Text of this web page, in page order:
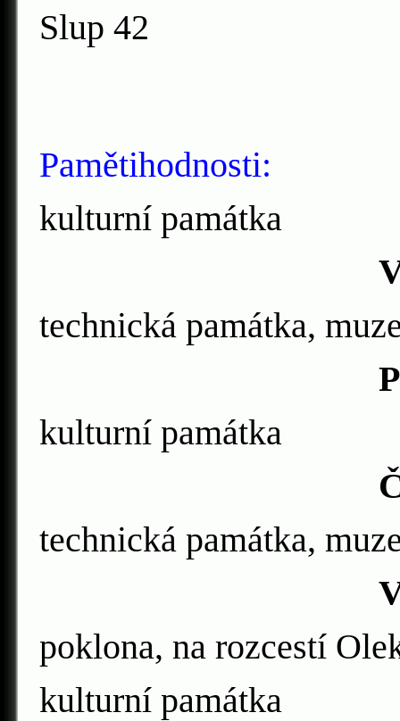
Slup 42
Pamětihodnosti:
kulturní památka
technická památka,
Panská
kulturní památka
technická památka,
poklona, na rozcestí
kulturní památka